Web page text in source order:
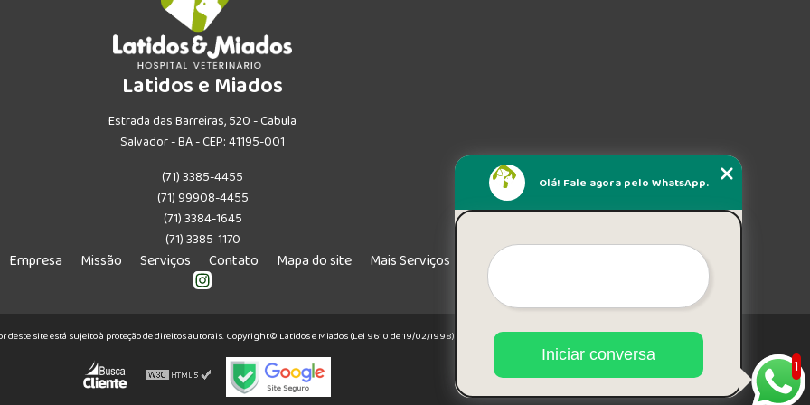
Latidos e Miados
Estrada das Barreiras, 520 - Cabula
Salvador - BA - CEP: 41195-001
(71) 3385-4455
(71) 99908-4455
(71) 3384-1645
(71) 3385-1170
Empresa Missão Serviços Contato Mapa do site Mais Serviços
deste site está sujeito à proteção de direitos autorais. Copyright© Latidos e Miados (Lei 9610 de 19/02/1998)
1
Olá! Fale agora pelo WhatsApp.
Iniciar conversa